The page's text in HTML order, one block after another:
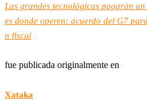
Las grandes tecnológicas pagarán
es donde operen: acuerdo del G7
n fiscal
fue publicada originalmente en
Xataka